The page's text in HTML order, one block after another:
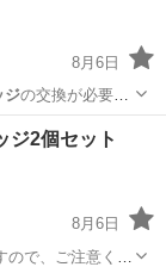
8月6日
ジの交換が必要で
ジ2個セット
8月6日
ので、ご注意くだ